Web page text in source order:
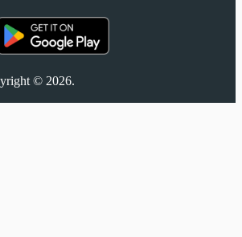
© 2026.